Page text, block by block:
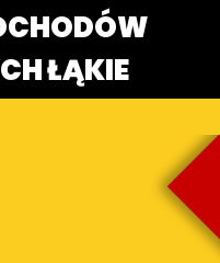
ŁĄKIE